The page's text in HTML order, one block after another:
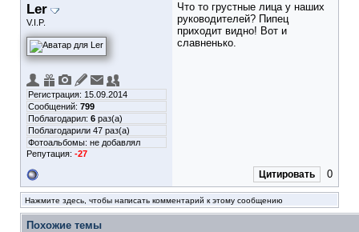
Ler
V.I.P.
Регистрация: 15.09.2014
Сообщений: 799
Поблагодарил: 6 раз(а)
Поблагодарили 47 раз(а)
Фотоальбомы: не добавлял
Репутация: -27
Что то грустные лица у наших
руководителей? Пипец
приходит видно! Вот и
славненько.
Цитировать 0
Нажмите здесь, чтобы написать комментарий к этому сообщению
Похожие темы